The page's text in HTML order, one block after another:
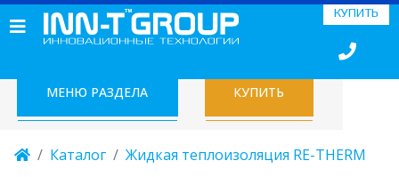
КУПИТЬ
МЕНЮ РАЗДЕЛА КУПИТЬ
Каталог Жидкая теплоизоляция RE-THERM